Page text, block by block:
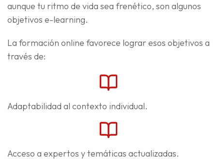
aunque tu ritmo de vida sea frenético, son algunos
objetivos e-learning.
La formación online favorece lograr esos objetivos a
través de:
Adaptabilidad al contexto individual.
Acceso a expertos y temáticas actualizadas.